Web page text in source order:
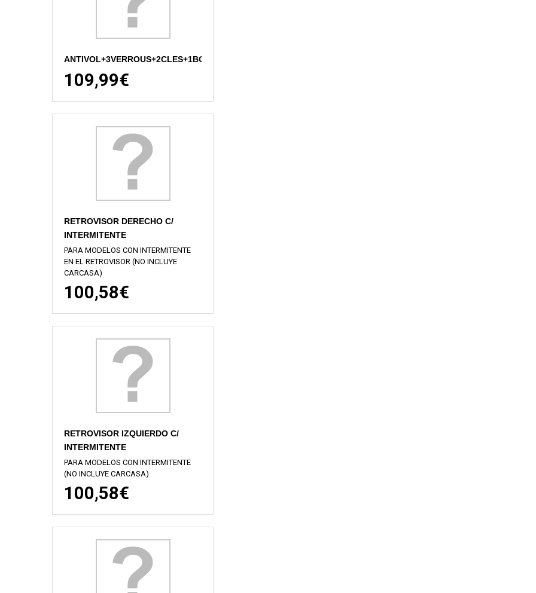
ANTIVOL+3VERROUS+2CLES+1BOUCHO
109,99€
RETROVISOR DERECHO C/
INTERMITENTE
PARA MODELOS CON INTERMITENTE
EN EL RETROVISOR (NO INCLUYE
CARCASA)
100,58€
RETROVISOR IZQUIERDO C/
INTERMITENTE
PARA MODELOS CON INTERMITENTE
(NO INCLUYE CARCASA)
100,58€